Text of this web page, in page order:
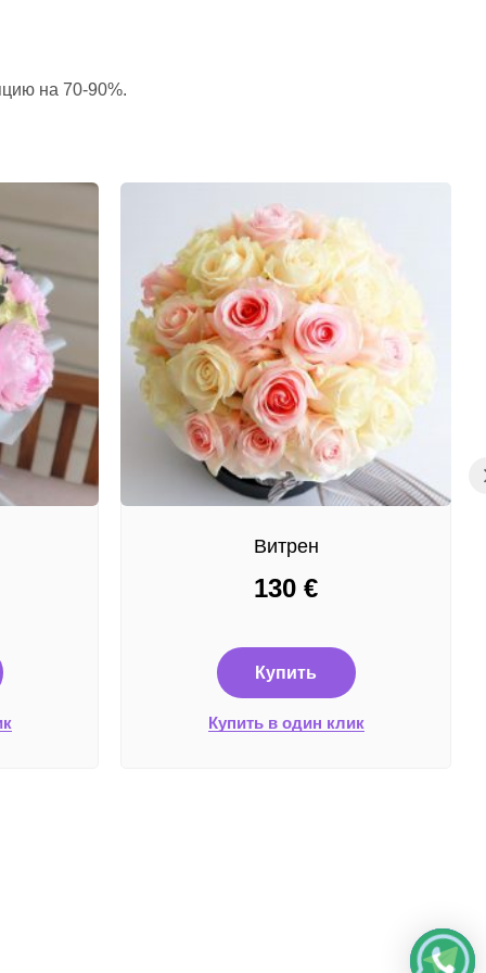
на 70-90%.
Витрен
130 €
Купить
Купить в один клик